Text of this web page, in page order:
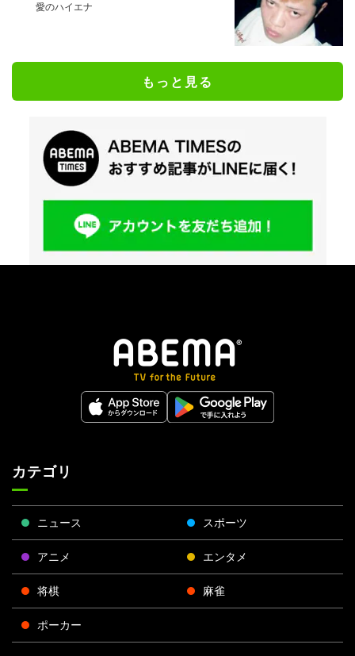
愛のハイエナ
もっと見る
カテゴリ
ニュース スポーツ
アニメ エンタメ
将棋 麻雀
ポーカー